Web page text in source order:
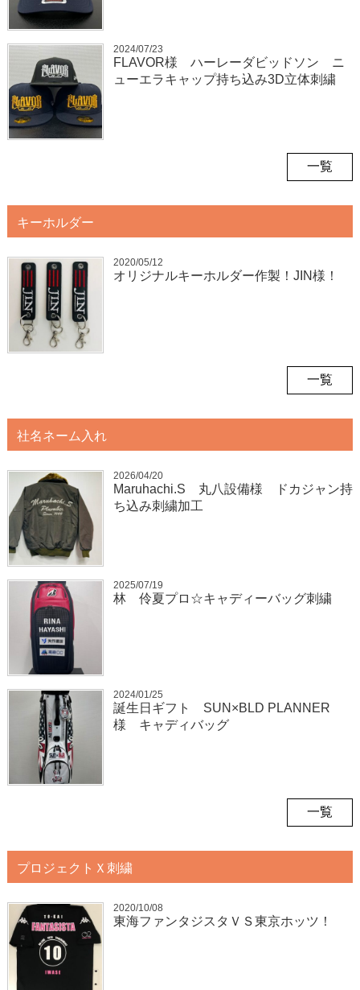
2024/07/23
FLAVOR様 ハーレーダビッドソン ニ
ューエラキャップ持ち込み3D立体刺繍
一覧
キーホルダー
2020/05/12
オリジナルキーホルダー作製！JIN様！
一覧
社名ネーム入れ
2026/04/20
Maruhachi.S 丸八設備様 ドカジャン持
ち込み刺繍加工
2025/07/19
林 伶夏プロ☆キャディーバッグ刺繍
2024/01/25
誕生日ギフト SUN×BLD PLANNER
様 キャディバッグ
一覧
プロジェクトＸ刺繍
2020/10/08
東海ファンタジスタＶＳ東京ホッツ！